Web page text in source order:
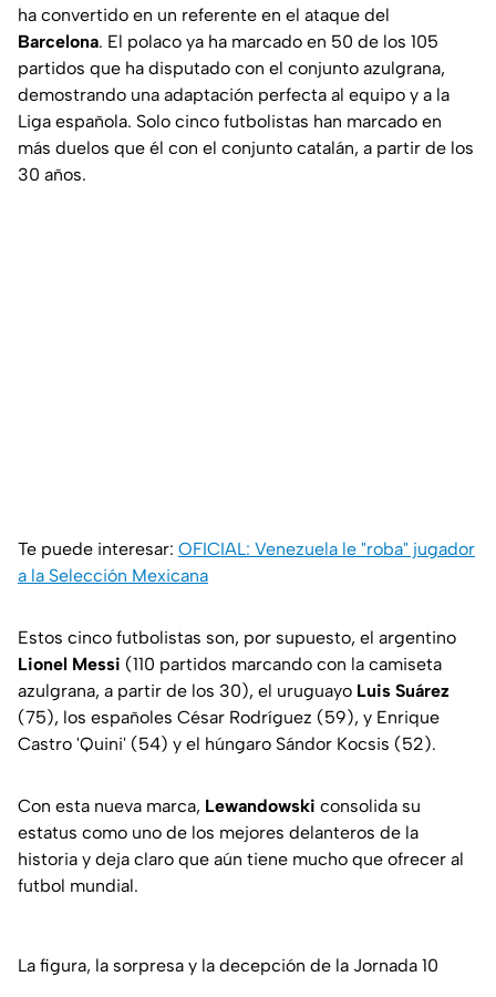
ha convertido en un referente en el ataque del
Barcelona. El polaco ya ha marcado en 50 de los 105
partidos que ha disputado con el conjunto azulgrana,
demostrando una adaptación perfecta al equipo y a la
Liga española. Solo cinco futbolistas han marcado en
más duelos que él con el conjunto catalán, a partir de los
30 años.
Te puede interesar: OFICIAL: Venezuela le "roba" jugador
a la Selección Mexicana
Estos cinco futbolistas son, por supuesto, el argentino
Lionel Messi (110 partidos marcando con la camiseta
azulgrana, a partir de los 30), el uruguayo Luis Suárez
(75), los españoles César Rodríguez (59), y Enrique
Castro 'Quini' (54) y el húngaro Sándor Kocsis (52).
Con esta nueva marca, Lewandowski consolida su
estatus como uno de los mejores delanteros de la
historia y deja claro que aún tiene mucho que ofrecer al
futbol mundial.
La figura, la sorpresa y la decepción de la Jornada 10